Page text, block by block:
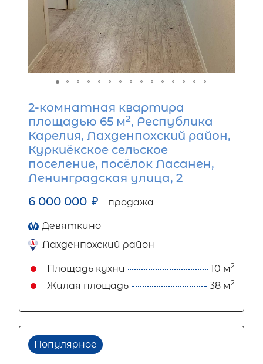
2-комнатная квартира
площадью 65 м2, Республика
Карелия, Лахденпохский район,
Куркиёкское сельское
поселение, посёлок Ласанен,
Ленинградская улица, 2
6 000 000 ₽ продажа
Девяткино
Лахденпохский район
Площадь кухни 10 м2
Жилая площадь 38 м2
Популярное